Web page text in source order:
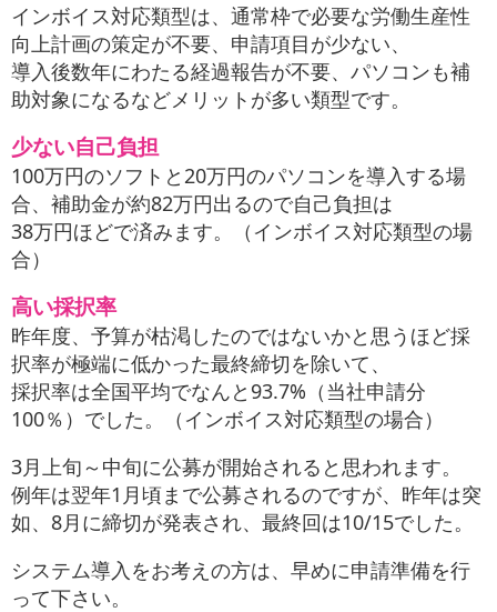
インボイス対応類型は、通常枠で必要な労働生産性
向上計画の策定が不要、申請項目が少ない、
導入後数年にわたる経過報告が不要、パソコンも補
助対象になるなどメリットが多い類型です。
少ない自己負担
100万円のソフトと20万円のパソコンを導入する場
合、補助金が約82万円出るので自己負担は
38万円ほどで済みます。（インボイス対応類型の場
合）
高い採択率
昨年度、予算が枯渇したのではないかと思うほど採
択率が極端に低かった最終締切を除いて、
採択率は全国平均でなんと93.7%（当社申請分
100％）でした。（インボイス対応類型の場合）
3月上旬～中旬に公募が開始されると思われます。
例年は翌年1月頃まで公募されるのですが、昨年は突
如、8月に締切が発表され、最終回は10/15でした。
システム導入をお考えの方は、早めに申請準備を行
って下さい。